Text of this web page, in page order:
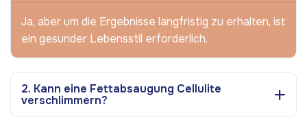
Ja, aber um die Ergebnisse langfristig zu erhalten, ist
ein gesunder Lebensstil erforderlich.
2. Kann eine Fettabsaugung Cellulite
verschlimmern?